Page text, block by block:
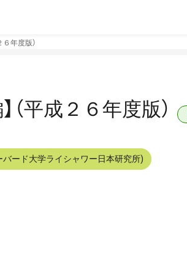
年度版）
平成２６年度版）
バード大学ライシャワー日本研究所)